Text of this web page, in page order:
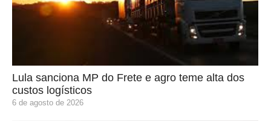
Lula sanciona MP do Frete e agro teme alta dos
custos logísticos
6 de agosto de 2026